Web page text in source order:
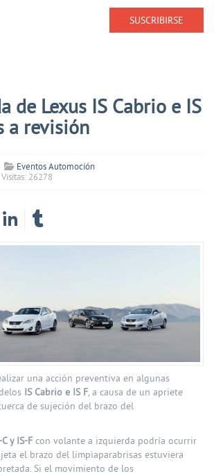
de Lexus IS Cabrio e IS
a revisión
Eventos Automoción
Visitas: 26278
una acción preventiva en algunas
IS Cabrio e IS F, a causa de un apriete
de sujeción del brazo del
y IS-F con volante a izquierda podría ocurrir
el brazo del limpiaparabrisas estuviera
Si el movimiento de los